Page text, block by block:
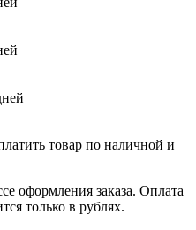
товар по наличной и
оформления заказа. Оплата
только в рублях.